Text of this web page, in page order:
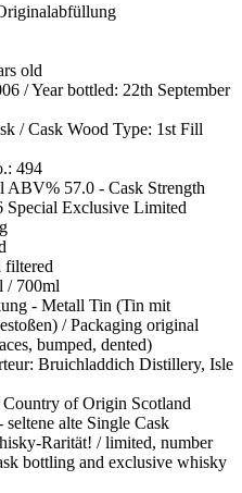
old
/ Year bottled: 22th September
/ Cask Wood Type: 1st Fill
494
ABV% 57.0 - Cask Strength
Special Exclusive Limited
filtered
/ 700ml
- Metall Tin (Tin mit
/ Packaging original
bumped, dented)
Bruichladdich Distillery, Isle
of Origin Scotland
alte Single Cask
Rarität! / limited, number
bottling and exclusive whisky